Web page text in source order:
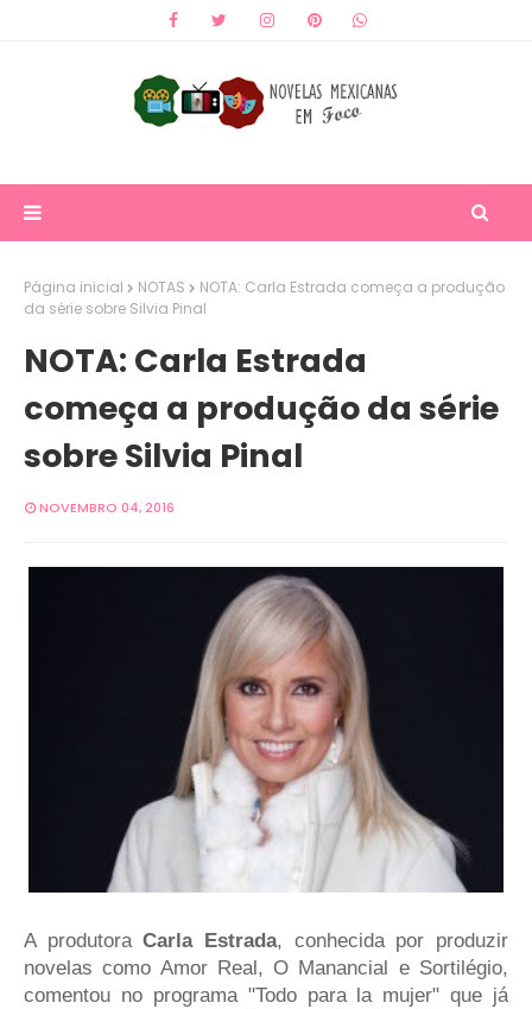
Página inicial NOTAS
NOTA: Carla Estrada começa a produção
da série sobre Silvia Pinal
NOTA: Carla Estrada
começa a produção da série
sobre Silvia Pinal
NOVEMBRO 04, 2016
A produtoraCarla Estrada, conhecida por produzir
novelas como Amor Real, O Manancial e Sortilégio,
comentou no programa "Todo para la mujer" que já